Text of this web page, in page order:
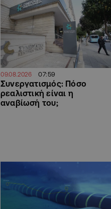
09.08.2026 07:59
Συνεργατισμός: Πόσο
ρεαλιστική είναι η
αναβίωσή του;